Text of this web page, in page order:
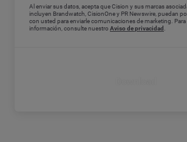
Al enviar sus datos, acepta que Cision y sus marcas
incluyen Brandwatch, CisionOne y PR Newswire, puedan
con usted para enviarle comunicaciones de marketing.
información, consulte nuestro Aviso de privacidad